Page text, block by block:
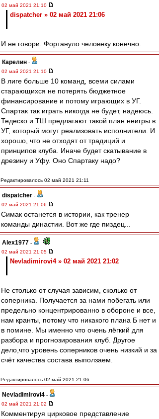
02 май 2021 21:10
dispatcher » 02 май 2021 21:06
И не говори. Фортануло человеку конечно.
Карелин -
02 май 2021 21:10
В лиге больше 10 команд, всеми силами
старающихся не потерять бюджетное
финансирование и потому играющих в УГ.
Спартак так играть никогда не будет, надеюсь.
Тедеско и ТШ предлагают такой план неигры в
УГ, который могут реализовать исполнители. И
хорошо, что не отходят от традиций и
принципов клуба. Иначе будет скатывание в
дрезину и Уфу. Оно Спартаку надо?
Редактировалось 02 май 2021 21:11
dispatcher -
02 май 2021 21:06
Симак останется в истории, как тренер
команды династии. Вот же где пиздец...
Alex1977 -
02 май 2021 21:05
Nevladimirovi4 » 02 май 2021 21:02
Не столько от случая зависим, сколько от
соперника. Получается за нами побегать или
предельно концентрированно в обороне и все,
нам кранты, потому что никакого плана Б нет и
в помине. Мы именно что очень лёгкий для
разбора и прогнозирования клуб. Другое
дело,что уровень соперников очень низкий и за
счёт качества состава выползаем.
Редактировалось 02 май 2021 21:06
Nevladimirovi4 -
02 май 2021 21:02
Комментируя цирковое представление